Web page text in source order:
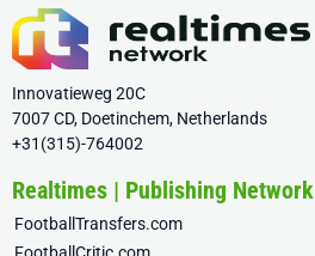
Innovatieweg 20C
7007 CD, Doetinchem, Netherlands
+31(315)-764002
Realtimes | Publishing Network
FootballTransfers.com